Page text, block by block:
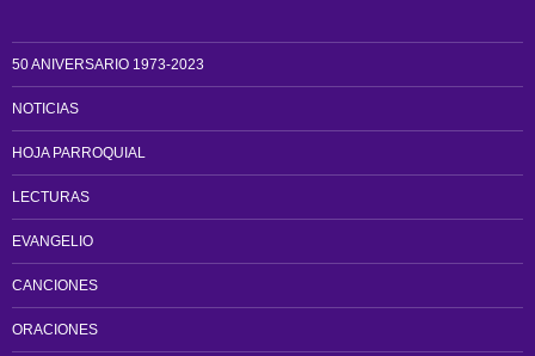
50 ANIVERSARIO 1973-2023
NOTICIAS
HOJA PARROQUIAL
LECTURAS
EVANGELIO
CANCIONES
ORACIONES